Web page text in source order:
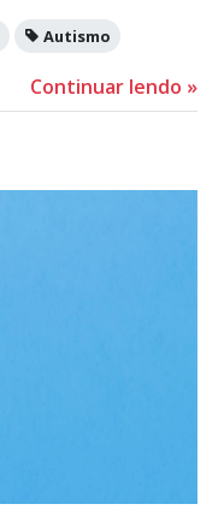
Autismo
Continuar lendo »